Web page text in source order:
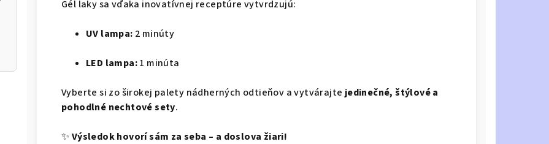
Gél laky sa vďaka inovatívnej receptúre vytvrdzujú:
UV lampa: 2 minúty
LED lampa:1 minúta
Vyberte si zo širokej palety nádherných odtieňov a vytvárajte jedinečné, štýlové a
pohodlné nechtové sety.
✨ Výsledok hovorí sám za seba – a doslova žiari!